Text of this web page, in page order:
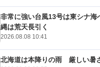
非常に強い台風13号は東シナ
縄は荒天長引く
2026.08.08 10:41
北海道は本降りの雨 厳しい暑